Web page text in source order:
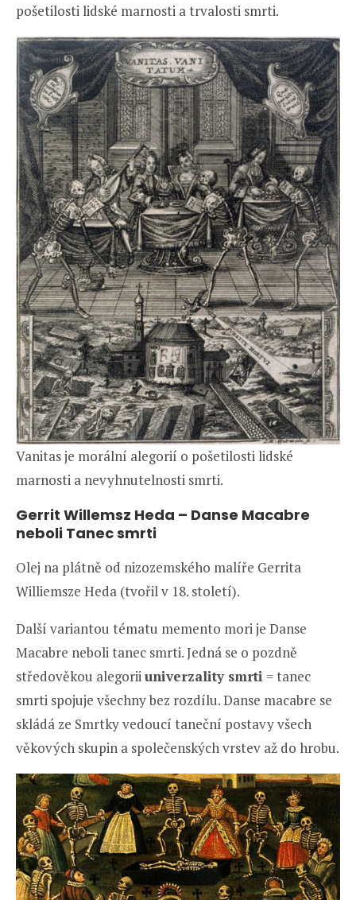
pošetilosti lidské marnosti a trvalosti smrti.
Vanitas je morální alegorií o pošetilosti lidské
marnosti a nevyhnutelnosti smrti.
Gerrit Willemsz Heda – Danse Macabre
neboli Tanec smrti
Olej na plátně od nizozemského malíře Gerrita
Williemsze Heda (tvořil v 18. století).
Další variantou tématu memento mori je Danse
Macabre neboli tanec smrti. Jedná se o pozdně
středověkou alegoriiuniverzality smrti = tanec
smrti spojuje všechny bez rozdílu. Danse macabre se
skládá ze Smrtky vedoucí taneční postavy všech
věkových skupin a společenských vrstev až do hrobu.